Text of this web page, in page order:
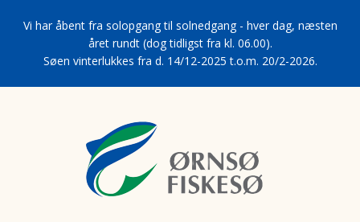
Vi har åbent fra solopgang til solnedgang - hver dag, næsten
året rundt (dog tidligst fra kl. 06.00).
Søen vinterlukkes fra d. 14/12-2025 t.o.m. 20/2-2026.